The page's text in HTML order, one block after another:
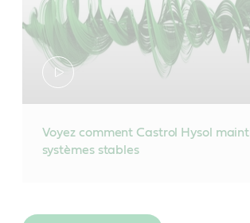
Voyez comment Castrol Hysol
systèmes stables